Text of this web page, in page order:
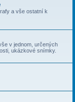
a vše ostatní k
v jednom, určených
ukázkové snímky.